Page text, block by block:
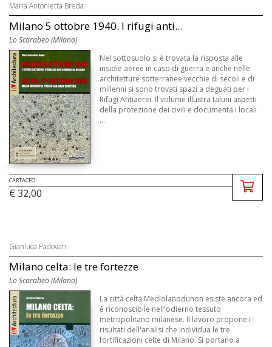
Maria Antonietta Breda
Milano 5 ottobre 1940. I rifugi anti...
Lo Scarabeo (Milano)
Nel sottosuolo si è trovata la risposta alle
insidie aeree in caso di guerra e anche nelle
architetture sotterranee vecchie di secoli e di
millenni si sono trovati spazi a deguati per i
Rifugi Antiaerei. Il volume illustra taluni aspetti
della protezione dei civili e documenta i locali
...
CARTACEO
€ 32,00
Gianluca Padovan
Milano celta: le tre fortezze
Lo Scarabeo (Milano)
La città celta Mediolanodunon esiste ancora ed
è riconoscibile nell'odierno tessuto
metropolitano milanese. Il lavoro propone i
risultati dell'analisi che individua le tre
fortificazioni celte di Milano. Si portano a